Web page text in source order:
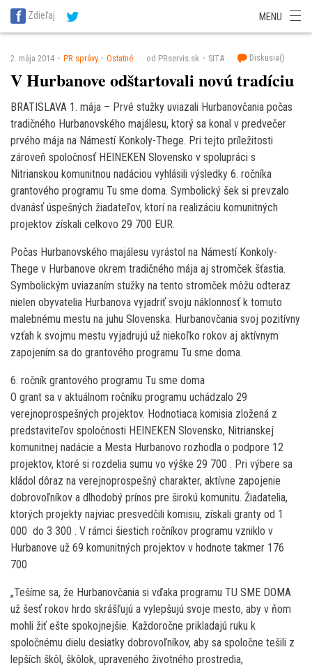
SITA Energetika
SITA Potravinárstvo
Zdieľaj MENU
2. mája 2014 PR správy Ostatné od PRservis.sk SITA Diskusia()
V Hurbanove odštartovali novú tradíciu
BRATISLAVA 1. mája – Prvé stužky uviazali Hurbanovčania počas
tradičného Hurbanovského majálesu, ktorý sa konal v predvečer
prvého mája na Námestí Konkoly-Thege. Pri tejto príležitosti
zároveň spoločnosť HEINEKEN Slovensko v spolupráci s
Nitrianskou komunitnou nadáciou vyhlásili výsledky 6. ročníka
grantového programu Tu sme doma. Symbolický šek si prevzalo
dvanásť úspešných žiadateľov, ktorí na realizáciu komunitných
projektov získali celkovo 29 700 EUR.
Počas Hurbanovského majálesu vyrástol na Námestí Konkoly-
Thege v Hurbanove okrem tradičného mája aj stromček šťastia.
Symbolickým uviazaním stužky na tento stromček môžu odteraz
nielen obyvatelia Hurbanova vyjadriť svoju náklonnosť k tomuto
malebnému mestu na juhu Slovenska. Hurbanovčania svoj pozitívny
vzťah k svojmu mestu vyjadrujú už niekoľko rokov aj aktívnym
zapojením sa do grantového programu Tu sme doma.
6. ročník grantového programu Tu sme doma
O grant sa v aktuálnom ročníku programu uchádzalo 29
verejnoprospešných projektov. Hodnotiaca komisia zložená z
predstaviteľov spoločnosti HEINEKEN Slovensko, Nitrianskej
komunitnej nadácie a Mesta Hurbanovo rozhodla o podpore 12
projektov, ktoré si rozdelia sumu vo výške 29 700 . Pri výbere sa
kládol dôraz na verejnoprospešný charakter, aktívne zapojenie
dobrovoľníkov a dlhodobý prínos pre širokú komunitu. Žiadatelia,
ktorých projekty najviac presvedčili komisiu, získali granty od 1
000  do 3 300 . V rámci šiestich ročníkov programu vzniklo v
Hurbanove už 69 komunitných projektov v hodnote takmer 176
700
„Tešíme sa, že Hurbanovčania si vďaka programu TU SME DOMA
už šesť rokov hrdo skrášľujú a vylepšujú svoje mesto, aby v ňom
mohli žiť ešte spokojnejšie. Každoročne prikladajú ruku k
spoločnému dielu desiatky dobrovoľníkov, aby sa spoločne tešili z
lepších škôl, škôlok, upraveného životného prostredia,